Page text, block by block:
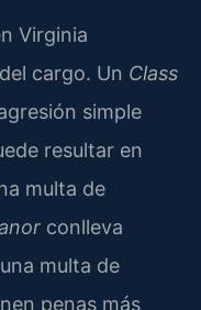
Virginia
cargo. Un Class
simple
resultar en
multa de
conlleva
multa de
penas más